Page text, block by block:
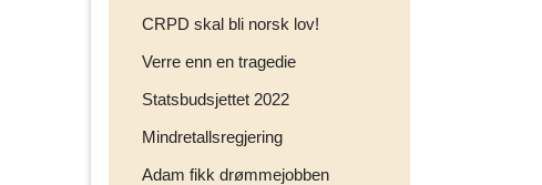
CRPD skal bli norsk lov!
Verre enn en tragedie
Statsbudsjettet 2022
Mindretallsregjering
Adam fikk drømmejobben